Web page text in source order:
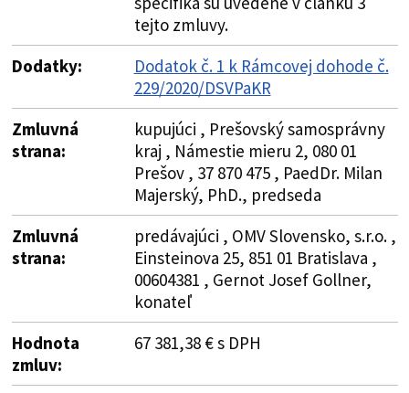
tejto zmluvy.
Dodatky:
Dodatok č. 1 k Rámcovej dohode č.
229/2020/DSVPaKR
Zmluvná
strana:
kupujúci , Prešovský samosprávny
kraj , Námestie mieru 2, 080 01
Prešov , 37 870 475 , PaedDr. Milan
Majerský, PhD., predseda
Zmluvná
strana:
predávajúci , OMV Slovensko, s.r.o. ,
Einsteinova 25, 851 01 Bratislava ,
00604381 , Gernot Josef Gollner,
konateľ
Hodnota
zmluv:
67 381,38 € s DPH